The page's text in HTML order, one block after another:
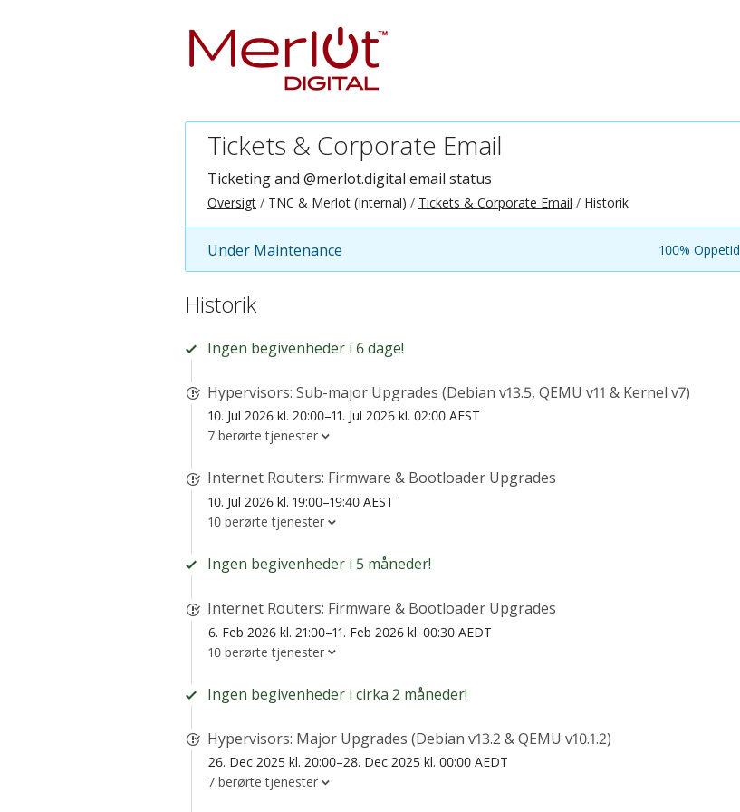
Tickets & Corporate Email
Ticketing and @merlot.digital email status
Oversigt TNC & Merlot (Internal) Tickets & Corporate Email Historik
Under Maintenance 100% Oppetid
Historik
Ingen begivenheder i 6 dage!
Hypervisors: Sub-major Upgrades (Debian v13.5, QEMU v11 & Kernel v7)
10. Jul 2026 kl. 20:00–11. Jul 2026 kl. 02:00 AEST
7 berørte tjenester
Internet Routers: Firmware & Bootloader Upgrades
10. Jul 2026 kl. 19:00–19:40 AEST
10 berørte tjenester
Ingen begivenheder i 5 måneder!
Internet Routers: Firmware & Bootloader Upgrades
6. Feb 2026 kl. 21:00–11. Feb 2026 kl. 00:30 AEDT
10 berørte tjenester
Ingen begivenheder i cirka 2 måneder!
Hypervisors: Major Upgrades (Debian v13.2 & QEMU v10.1.2)
26. Dec 2025 kl. 20:00–28. Dec 2025 kl. 00:00 AEDT
7 berørte tjenester